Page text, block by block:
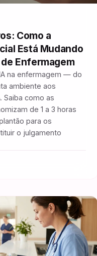
Como a
Está Mudando
Enfermagem
na enfermagem — do
ambiente aos
Saiba como as
de 1 a 3 horas
para os
o julgamento